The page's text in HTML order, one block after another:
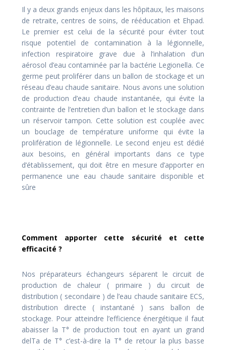
Il y a deux grands enjeux dans les hôpitaux, les maisons
de retraite, centres de soins, de rééducation et Ehpad.
Le premier est celui de la sécurité pour éviter tout
risque potentiel de contamination à la légionnelle,
infection respiratoire grave due à l’inhalation d’un
aérosol d’eau contaminée par la bactérie Legionella. Ce
germe peut proliférer dans un ballon de stockage et un
réseau d’eau chaude sanitaire. Nous avons une solution
de production d’eau chaude instantanée, qui évite la
contrainte de l’entretien d’un ballon et le stockage dans
un réservoir tampon. Cette solution est couplée avec
un bouclage de température uniforme qui évite la
prolifération de légionnelle. Le second enjeu est dédié
aux besoins, en général importants dans ce type
d’établissement, qui doit être en mesure d’apporter en
permanence une eau chaude sanitaire disponible et
sûre
Comment apporter cette sécurité et cette
efficacité ?
Nos préparateurs échangeurs séparent le circuit de
production de chaleur ( primaire ) du circuit de
distribution ( secondaire ) de l’eau chaude sanitaire ECS,
distribution directe ( instantané ) sans ballon de
stockage. Pour atteindre l’efficience énergétique il faut
abaisser la T° de production tout en ayant un grand
delTa de T° c’est-à-dire la T° de retour la plus basse